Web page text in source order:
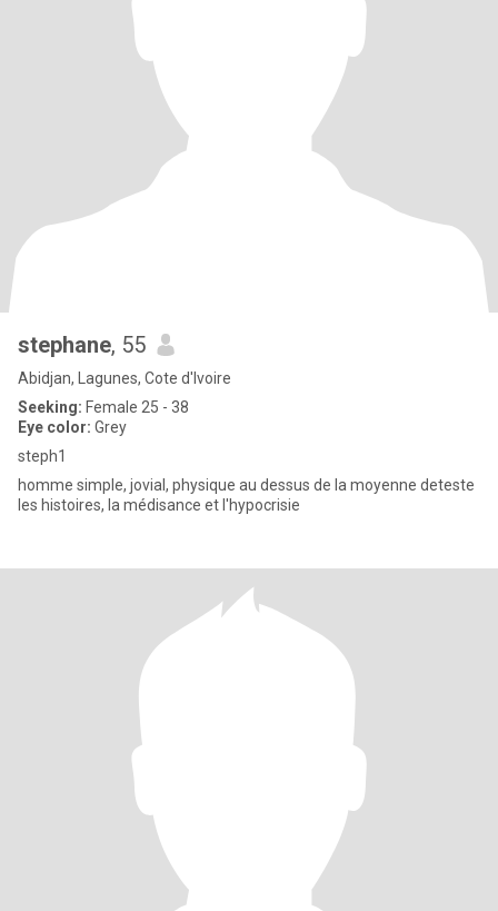
stephane, 55
Abidjan, Lagunes, Cote d'Ivoire
Seeking: Female 25 - 38
Eye color: Grey
steph1
homme simple, jovial, physique au dessus de la moyenne deteste
les histoires, la médisance et l'hypocrisie